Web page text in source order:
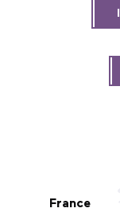
France